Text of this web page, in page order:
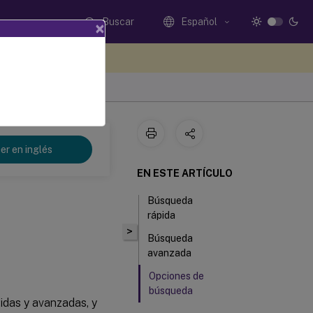
Buscar Español
en inglés
y avanzadas, y
>
EN ESTE ARTÍCULO
Búsqueda
rápida
Búsqueda
avanzada
Opciones de
búsqueda
×